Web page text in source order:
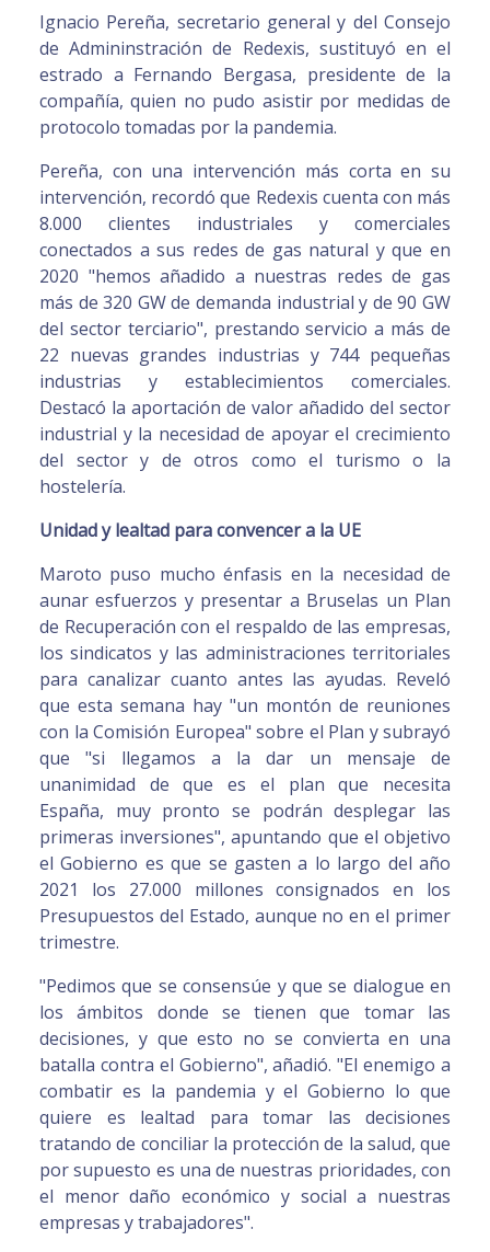
Ignacio Pereña, secretario general y del Consejo
de Admininstración de Redexis, sustituyó en el
estrado a Fernando Bergasa, presidente de la
compañía, quien no pudo asistir por medidas de
protocolo tomadas por la pandemia.
Pereña, con una intervención más corta en su
intervención, recordó que Redexis cuenta con más
8.000 clientes industriales y comerciales
conectados a sus redes de gas natural y que en
2020 "hemos añadido a nuestras redes de gas
más de 320 GW de demanda industrial y de 90 GW
del sector terciario", prestando servicio a más de
22 nuevas grandes industrias y 744 pequeñas
industrias y establecimientos comerciales.
Destacó la aportación de valor añadido del sector
industrial y la necesidad de apoyar el crecimiento
del sector y de otros como el turismo o la
hostelería.
Unidad y lealtad para convencer a la UE
Maroto puso mucho énfasis en la necesidad de
aunar esfuerzos y presentar a Bruselas un Plan
de Recuperación con el respaldo de las empresas,
los sindicatos y las administraciones territoriales
para canalizar cuanto antes las ayudas. Reveló
que esta semana hay "un montón de reuniones
con la Comisión Europea" sobre el Plan y subrayó
que "si llegamos a la dar un mensaje de
unanimidad de que es el plan que necesita
España, muy pronto se podrán desplegar las
primeras inversiones", apuntando que el objetivo
el Gobierno es que se gasten a lo largo del año
2021 los 27.000 millones consignados en los
Presupuestos del Estado, aunque no en el primer
trimestre.
"Pedimos que se consensúe y que se dialogue en
los ámbitos donde se tienen que tomar las
decisiones, y que esto no se convierta en una
batalla contra el Gobierno", añadió. "El enemigo a
combatir es la pandemia y el Gobierno lo que
quiere es lealtad para tomar las decisiones
tratando de conciliar la protección de la salud, que
por supuesto es una de nuestras prioridades, con
el menor daño económico y social a nuestras
empresas y trabajadores".